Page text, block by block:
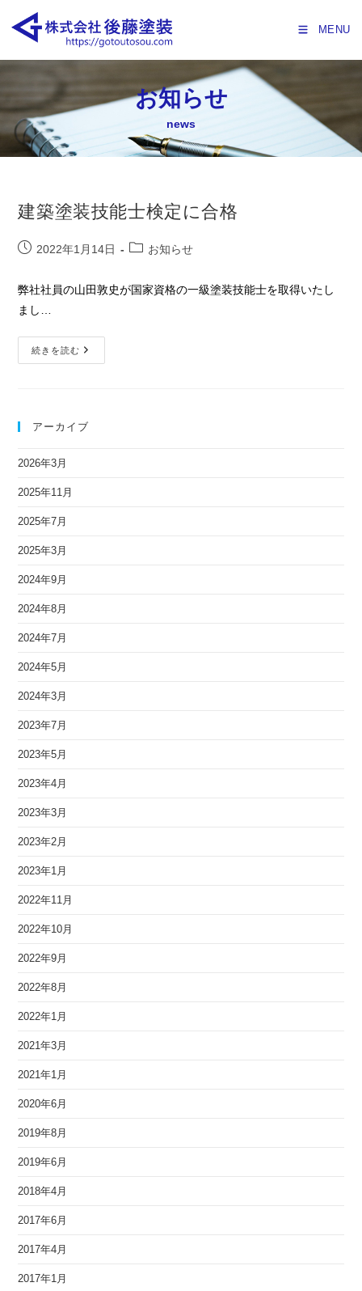
MENU
お知らせ
news
建築塗装技能士検定に合格
2022年1月14日 お知らせ
弊社社員の山田敦史が国家資格の一級塗装技能士を取得いたし
まし…
続きを読む
アーカイブ
2026年3月
2025年11月
2025年7月
2025年3月
2024年9月
2024年8月
2024年7月
2024年5月
2024年3月
2023年7月
2023年5月
2023年4月
2023年3月
2023年2月
2023年1月
2022年11月
2022年10月
2022年9月
2022年8月
2022年1月
2021年3月
2021年1月
2020年6月
2019年8月
2019年6月
2018年4月
2017年6月
2017年4月
2017年1月